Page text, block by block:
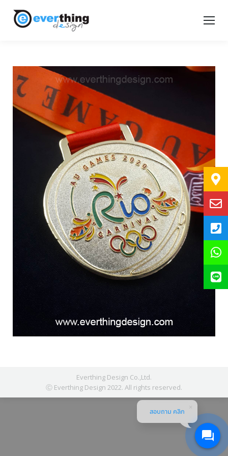
Everthing Design Co.,Ltd.
Ⓒ Everthing Design 2022. All rights reserved.
สอบถาม คลิก